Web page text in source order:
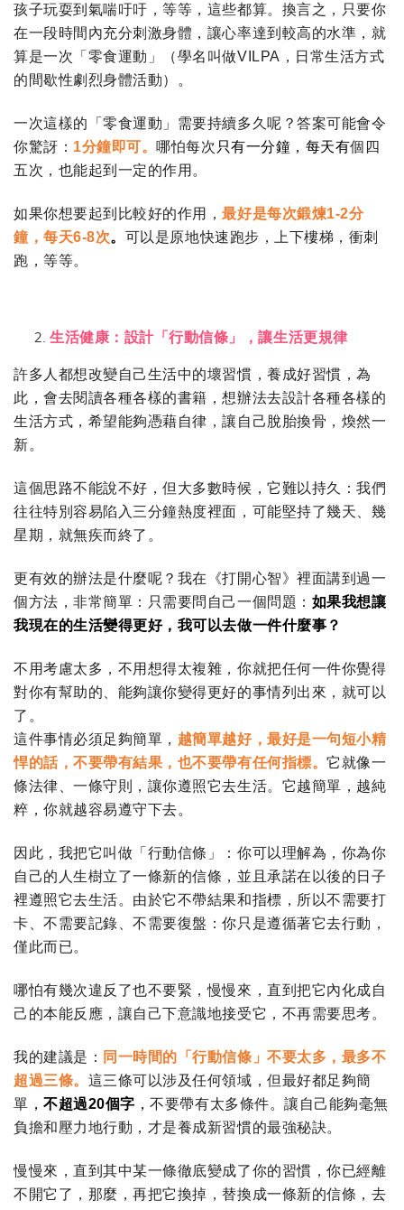
孩子玩耍到氣喘吁吁，等等，這些都算。換言之，只要你
在一段時間內充分刺激身體，讓心率達到較高的水準，就
算是一次「零食運動」（學名叫做VILPA ，日常生活方式
的間歇性劇烈身體活動）。
一次這樣的「零食運動」需要持續多久呢？答案可能會令
你驚訝： 1分鐘即可。 哪怕每次 只有一分鐘，每天有個四
五次，也能起到一定的作用。
如果你想要起到比較好的作用，最好是每次鍛煉1-2分
鐘，每天6-8次。 可以是原地快速跑步，上下樓梯，衝刺
跑，等等。
生活健康：設計「行動信條」，讓生活更規律
許多人都想改變自己生活中的壞習慣，養成好習慣，為
此，會去閱讀各種各樣的書籍，想辦法去設計各種各樣的
生活方式，希望能夠憑藉自律，讓自己脫胎換骨，煥然一
新。
這個思路不能說不好，但大多數時候，它難以持久：我們
往往特別容易陷入三分鐘熱度裡面，可能堅持了幾天、幾
星期，就無疾而終了。
更有效的辦法是什麼呢？我在《打開心智》裡面講到過一
個方法，非常簡單：只需要問自己一個問題： 如果我想讓
我現在的生活變得更好，我可以去做一件什麼事？
不用考慮太多，不用想得太複雜，你就把任何一件你覺得
對你有幫助的、能夠讓你變得更好的事情列出來，就可以
了。
這件事情必須足夠簡單， 越簡單越好，最好是一句短小精
悍的話，不要帶有結果，也不要帶有任何指標。它就像一
條法律、一條守則，讓你遵照它去生活。它越簡單，越純
粹，你就越容易遵守下去。
因此，我把它叫做「行動信條」：你可以理解為，你為你
自己的人生樹立了一條新的信條，並且承諾在以後的日子
裡遵照它去生活。由於它不帶結果和指標，所以不需要打
卡、不需要記錄、不需要復盤：你只是遵循著它去行動，
僅此而已。
哪怕有幾次違反了也不要緊，慢慢來，直到把它內化成自
己的本能反應，讓自己下意識地接受它，不再需要思考。
我的建議是： 同一時間的「行動信條」不要太多，最多不
超過三條。 這三條可以涉及任何領域，但最好都足夠簡
單 ，不超過20個字 ，不要帶有太多條件。讓自己能夠毫無
負擔和壓力地行動，才是養成新習慣的最強秘訣。
慢慢來，直到其中某一條徹底變成了你的習慣，你已經離
不開它了，那麼，再把它換掉，替換成一條新的信條，去